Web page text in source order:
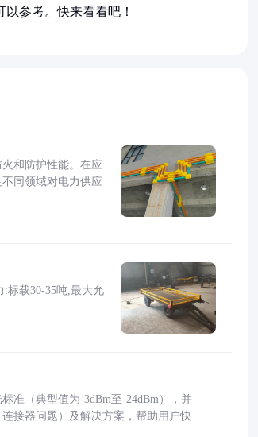
参考。快来看看吧！
和防护性能。在应
同领域对电力供应
:标载30-35吨,最大允
准（典型值为-3dBm至-24dBm），并
接器问题）及解决方案，帮助用户快